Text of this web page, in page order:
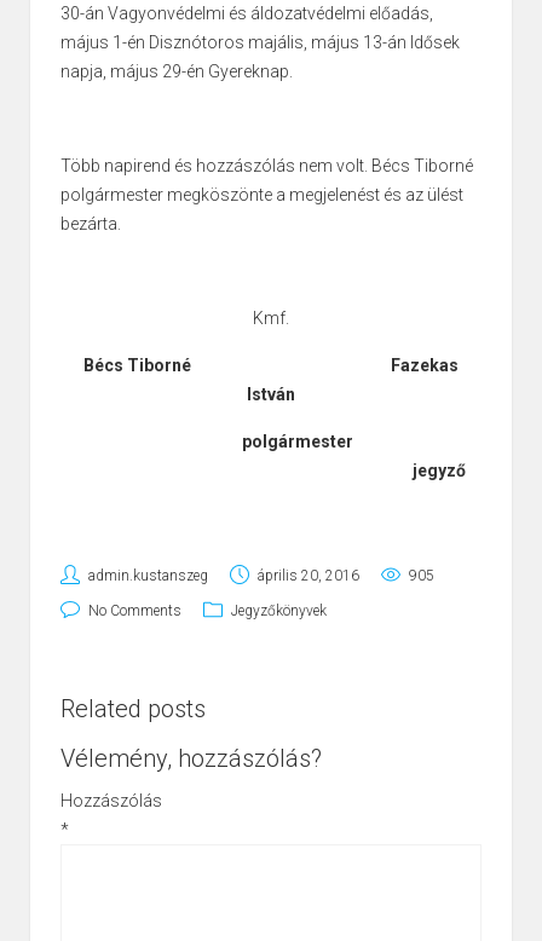
30-án Vagyonvédelmi és áldozatvédelmi előadás,
május 1-én Disznótoros majális, május 13-án Idősek
napja, május 29-én Gyereknap.
Több napirend és hozzászólás nem volt. Bécs Tiborné
polgármester megköszönte a megjelenést és az ülést
bezárta.
Kmf.
Bécs Tiborné Fazekas
István
polgármester
jegyző
admin.kustanszeg április 20, 2016 905
No Comments Jegyzőkönyvek
Related posts
Vélemény, hozzászólás?
Hozzászólás
*